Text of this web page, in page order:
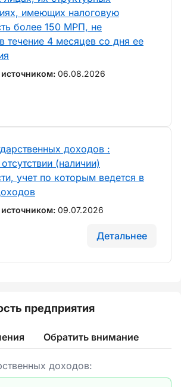
имеющих налоговую
более 150 МРП, не
течение 4 месяцев со дня ее
06.08.2026
доходов :
(наличии)
учет по которым ведется в
09.07.2026
Детальнее
предприятия
Обратить внимание
доходов: